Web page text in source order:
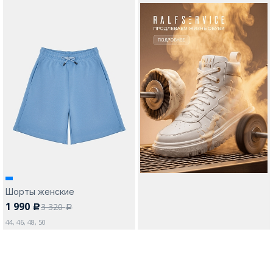
Акции / Новости
Адреса магазинов
Да, все верно
Шорты женские
1 990 c3 320a
44, 46, 48, 50